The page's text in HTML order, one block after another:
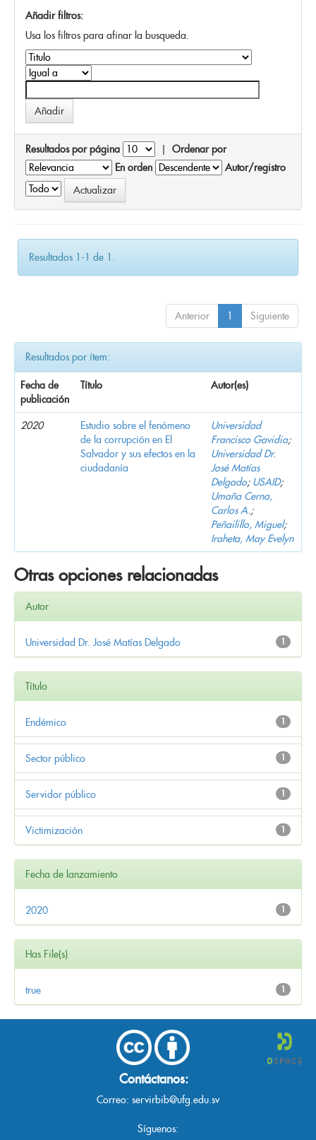
Añadir filtros:
Usa los filtros para afinar la busqueda.
Resultados por página | Ordenar por
En orden
Autor/registro
Resultados 1-1 de 1.
Anterior 1 Siguiente
Resultados por ítem:
Fecha de
publicación
Título Autor(es)
2020
Estudio sobre el fenómeno
de la corrupción en El
Salvador y sus efectos en la
ciudadanía
Universidad
Francisco Gavidia;
Universidad Dr.
José Matías
Delgado; USAID;
Umaña Cerna,
Carlos A.;
Peñailillo, Miguel;
Iraheta, May Evelyn
Otras opciones relacionadas
Autor
1
Universidad Dr. José Matías Delgado
Título
1
Endémico
1
Sector público
1
Servidor público
1
Victimización
Fecha de lanzamiento
1
2020
Has File(s)
1
true
Contáctanos:
Correo: servirbib@ufg.edu.sv
Síguenos: